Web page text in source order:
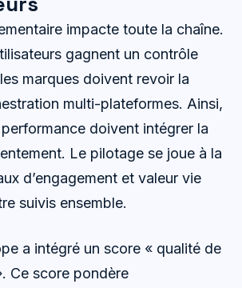
impacte toute la chaîne.
gagnent un contrôle
marques doivent revoir la
multi-plateformes. Ainsi,
doivent intégrer la
Le pilotage se joue à la
d’engagement et valeur vie
suivis ensemble.
a intégré un score « qualité de
Ce score pondère